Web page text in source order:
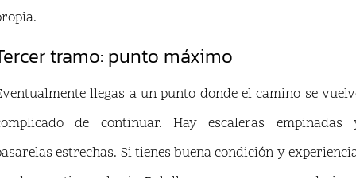
tramo: punto máximo
llegas a un punto donde el camino se
de continuar. Hay escaleras empinadas
estrechas. Si tienes buena condición y